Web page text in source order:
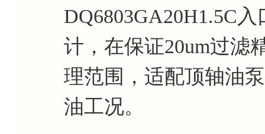
DQ6803GA20H1.5C
计，在保证20um过滤
理范围，适配顶轴油
油工况。